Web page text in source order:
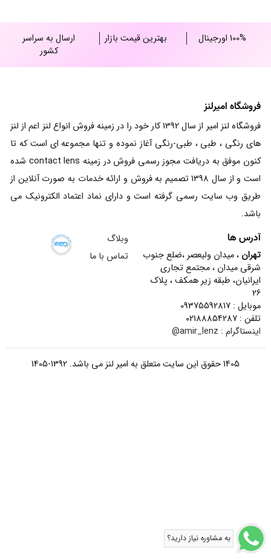
100% اورجینال بهترین قیمت بازار
ارسال به سراسر
کشور
فروشگاه امیرلنز
فروشگاه لنز امیر از سال 1392 کار خود را در زمینه فروش انواع لنز اعم از لنز
های رنگی ، طبی ، طبی-رنگی آغاز نموده و تنها مجموعه ای است که تا
کنون موفق به دریافت مجوز رسمی فروش در زمینه contact lens شده
است و از سال 1398 تصمیم به فروش و ارائه خدمات به صورت آنلاین از
طریق وب سایت رسمی گرفته است و دارای نماد اعتماد الکترونیک می
باشد.
آدرس ها
تهران ، میدان ولیعصر ،ضلع جنوب
شرقی میدان ، مجتمع تجاری
ایرانیان، طبقه زیر همکف ، پلاک
26
موبایل : 09375592817
تلفن : 02188854287
اینستاگرام : amir_lenz@
وبلاگ
تماس با ما
1405 حقوق این سایت متعلق به امیر لنز می باشد. 1392-1405
به مشاوره نیاز دارید؟